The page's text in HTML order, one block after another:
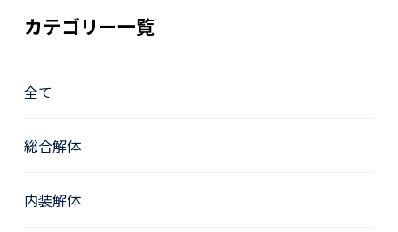
カテゴリー一覧
全て
総合解体
内装解体